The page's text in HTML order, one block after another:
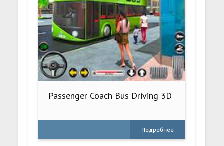
Passenger Coach Bus Driving 3D
Подробнее